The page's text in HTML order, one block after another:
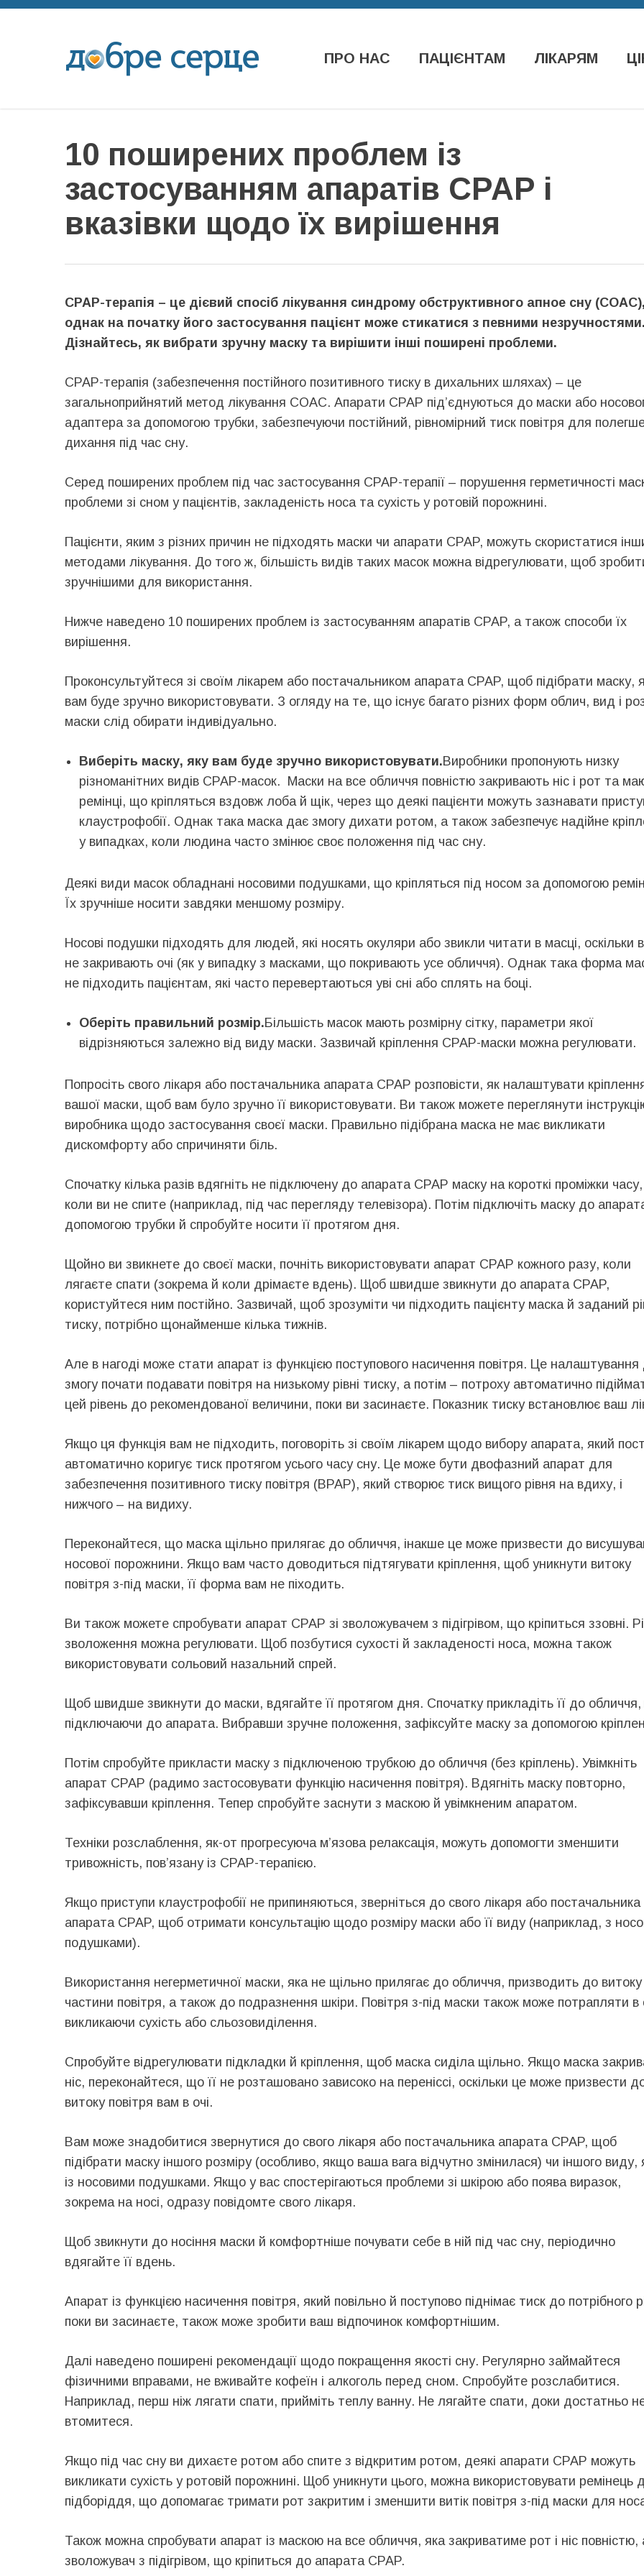
ПРО НАС ПАЦІЄНТАМ ЛІКАРЯМ
10 поширених проблем із
застосуванням апаратів CPAP і
вказівки щодо їх вирішення
CPAP-терапія – це дієвий спосіб лікування синдрому обструктивного апное сну (СОАС),
однак на початку його застосування пацієнт може стикатися з певними незручностями.
Дізнайтесь, як вибрати зручну маску та вирішити інші поширені проблеми.
CPAP-терапія (забезпечення постійного позитивного тиску в дихальних шляхах) – це
загальноприйнятий метод лікування СОАС. Апарати CPAP під’єднуються до маски або
адаптера за допомогою трубки, забезпечуючи постійний, рівномірний тиск повітря для
дихання під час сну.
Серед поширених проблем під час застосування CPAP-терапії – порушення герметичності
проблеми зі сном у пацієнтів, закладеність носа та сухість у ротовій порожнині.
Пацієнти, яким з різних причин не підходять маски чи апарати CPAP, можуть скористатися
методами лікування. До того ж, більшість видів таких масок можна відрегулювати, щоб
зручнішими для використання.
Нижче наведено 10 поширених проблем із застосуванням апаратів CPAP, а також способи їх
вирішення.
Проконсультуйтеся зі своїм лікарем або постачальником апарата CPAP, щоб підібрати маску,
вам буде зручно використовувати. З огляду на те, що існує багато різних форм облич, вид і
маски слід обирати індивідуально.
Виберіть маску, яку вам буде зручно використовувати.Виробники пропонують низку
різноманітних видів CPAP-масок. Маски на все обличчя повністю закривають ніс і рот та
ремінці, що кріпляться вздовж лоба й щік, через що деякі пацієнти можуть зазнавати
клаустрофобії. Однак така маска дає змогу дихати ротом, а також забезпечує надійне
у випадках, коли людина часто змінює своє положення під час сну.
Деякі види масок обладнані носовими подушками, що кріпляться під носом за допомогою
Їх зручніше носити завдяки меншому розміру.
Носові подушки підходять для людей, які носять окуляри або звикли читати в масці, оскільки
не закривають очі (як у випадку з масками, що покривають усе обличчя). Однак така форма
не підходить пацієнтам, які часто перевертаються уві сні або сплять на боці.
Оберіть правильний розмір.Більшість масок мають розмірну сітку, параметри якої
відрізняються залежно від виду маски. Зазвичай кріплення CPAP-маски можна регулювати.
Попросіть свого лікаря або постачальника апарата CPAP розповісти, як налаштувати
вашої маски, щоб вам було зручно її використовувати. Ви також можете переглянути
виробника щодо застосування своєї маски. Правильно підібрана маска не має викликати
дискомфорту або спричиняти біль.
Спочатку кілька разів вдягніть не підключену до апарата CPAP маску на короткі проміжки часу,
коли ви не спите (наприклад, під час перегляду телевізора). Потім підключіть маску до
допомогою трубки й спробуйте носити її протягом дня.
Щойно ви звикнете до своєї маски, почніть використовувати апарат CPAP кожного разу, коли
лягаєте спати (зокрема й коли дрімаєте вдень). Щоб швидше звикнути до апарата CPAP,
користуйтеся ним постійно. Зазвичай, щоб зрозуміти чи підходить пацієнту маска й заданий
тиску, потрібно щонайменше кілька тижнів.
Але в нагоді може стати апарат із функцією поступового насичення повітря. Це налаштування
змогу почати подавати повітря на низькому рівні тиску, а потім – потроху автоматично
цей рівень до рекомендованої величини, поки ви засинаєте. Показник тиску встановлює ваш
Якщо ця функція вам не підходить, поговоріть зі своїм лікарем щодо вибору апарата, який
автоматично коригує тиск протягом усього часу сну. Це може бути двофазний апарат для
забезпечення позитивного тиску повітря (BPAP), який створює тиск вищого рівня на вдиху, і
нижчого – на видиху.
Переконайтеся, що маска щільно прилягає до обличчя, інакше це може призвести до
носової порожнини. Якщо вам часто доводиться підтягувати кріплення, щоб уникнути витоку
повітря з-під маски, її форма вам не піходить.
Ви також можете спробувати апарат CPAP зі зволожувачем з підігрівом, що кріпиться ззовні.
зволоження можна регулювати. Щоб позбутися сухості й закладеності носа, можна також
використовувати сольовий назальний спрей.
Щоб швидше звикнути до маски, вдягайте її протягом дня. Спочатку прикладіть її до
підключаючи до апарата. Вибравши зручне положення, зафіксуйте маску за допомогою
Потім спробуйте прикласти маску з підключеною трубкою до обличчя (без кріплень). Увімкніть
апарат CPAP (радимо застосовувати функцію насичення повітря). Вдягніть маску повторно,
зафіксувавши кріплення. Тепер спробуйте заснути з маскою й увімкненим апаратом.
Техніки розслаблення, як-от прогресуюча м’язова релаксація, можуть допомогти зменшити
тривожність, пов’язану із CPAP-терапією.
Якщо приступи клаустрофобії не припиняються, зверніться до свого лікаря або постачальника
апарата CPAP, щоб отримати консультацію щодо розміру маски або її виду (наприклад, з
подушками).
Використання негерметичної маски, яка не щільно прилягає до обличчя, призводить до витоку
частини повітря, а також до подразнення шкіри. Повітря з-під маски також може потрапляти в
викликаючи сухість або сльозовиділення.
Спробуйте відрегулювати підкладки й кріплення, щоб маска сиділа щільно. Якщо маска
ніс, переконайтеся, що її не розташовано зависоко на переніссі, оскільки це може призвести
витоку повітря вам в очі.
Вам може знадобитися звернутися до свого лікаря або постачальника апарата CPAP, щоб
підібрати маску іншого розміру (особливо, якщо ваша вага відчутно змінилася) чи іншого виду,
із носовими подушками. Якщо у вас спостерігаються проблеми зі шкірою або поява виразок,
зокрема на носі, одразу повідомте свого лікаря.
Щоб звикнути до носіння маски й комфортніше почувати себе в ній під час сну, періодично
вдягайте її вдень.
Апарат із функцією насичення повітря, який повільно й поступово піднімає тиск до потрібного
поки ви засинаєте, також може зробити ваш відпочинок комфортнішим.
Далі наведено поширені рекомендації щодо покращення якості сну. Регулярно займайтеся
фізичними вправами, не вживайте кофеїн і алкоголь перед сном. Спробуйте розслабитися.
Наприклад, перш ніж лягати спати, прийміть теплу ванну. Не лягайте спати, доки достатньо
втомитеся.
Якщо під час сну ви дихаєте ротом або спите з відкритим ротом, деякі апарати CPAP можуть
викликати сухість у ротовій порожнині. Щоб уникнути цього, можна використовувати ремінець
підборіддя, що допомагає тримати рот закритим і зменшити витік повітря з-під маски для
Також можна спробувати апарат із маскою на все обличчя, яка закриватиме рот і ніс повністю,
зволожувач з підігрівом, що кріпиться до апарата CPAP.